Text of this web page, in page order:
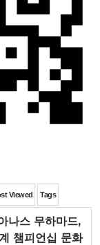
Viewed Tags
나스 무하마드,
챔피언십 문화